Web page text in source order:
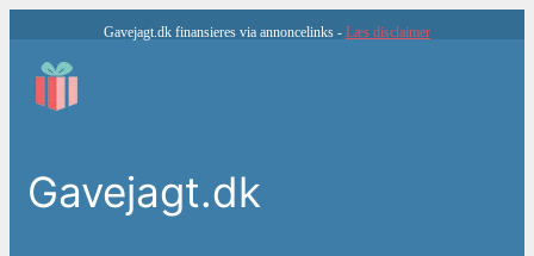
indhold
Gavejagt.dk finansieres via annoncelinks - Læs disclaimer
Gavejagt.dk